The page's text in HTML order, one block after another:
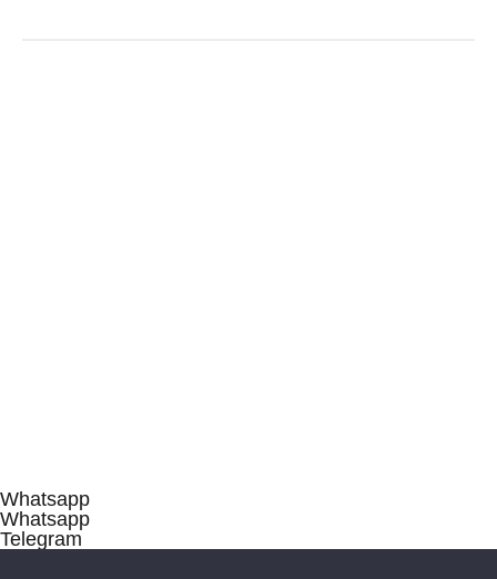
Whatsapp
Whatsapp
Telegram